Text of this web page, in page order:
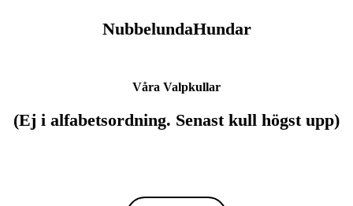
NubbelundaHundar
Våra Valpkullar
(Ej i alfabetsordning. Senast kull högst upp)